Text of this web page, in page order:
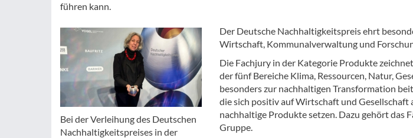
führen kann.
Bei der Verleihung des Deutschen
Nachhaltigkeitspreises in der
Der Deutsche Nachhaltigkeitspreis ehrt
Wirtschaft, Kommunalverwaltung und
Die Fachjury in der Kategorie Produkte
der fünf Bereiche Klima, Ressourcen, Natur,
besonders zur nachhaltigen Transformation
die sich positiv auf Wirtschaft und
nachhaltige Produkte setzen. Dazu gehört das
Gruppe.